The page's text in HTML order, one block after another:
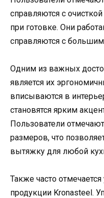
справляются с
при готовке. Они
справляются с
Одним из важных
является их
вписываются в
становятся ярким
Пользователи
размеров, что
вытяжку для любой
Также часто
продукции Kronasteel.